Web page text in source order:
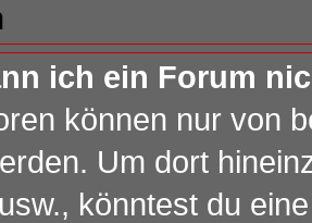
ich ein Forum
können nur von
Um dort
könntest du